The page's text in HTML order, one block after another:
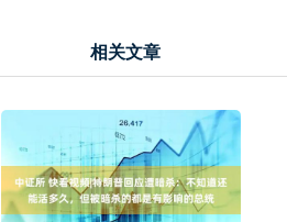
相关文章